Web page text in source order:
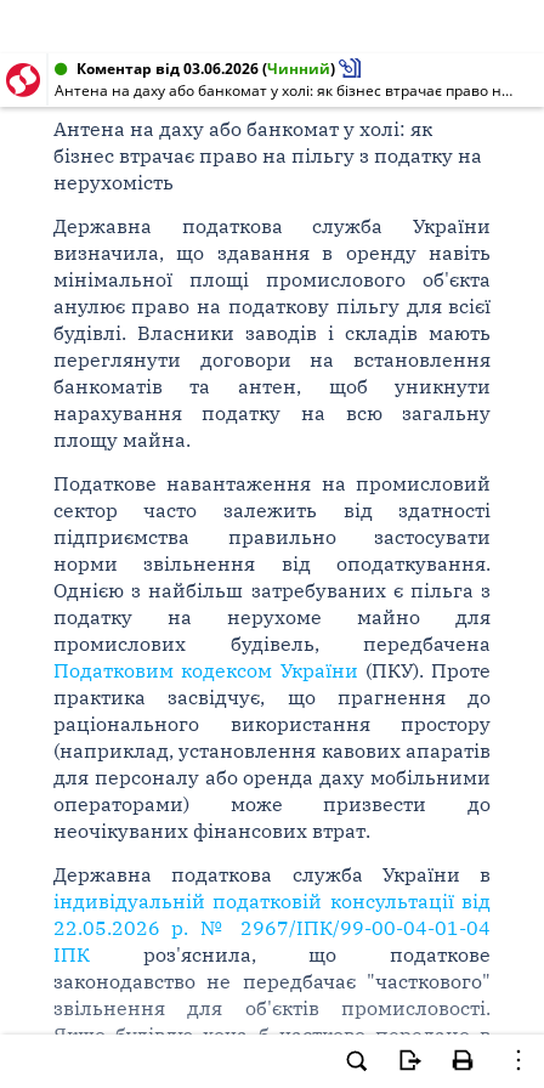
Коментар від 03.06.2026(Чинний)
Антена на даху або банкомат у холі: як бізнес втрачає право на пільгу з податку на нерухомість
Антена на даху або банкомат у холі: як
бізнес втрачає право на пільгу з податку на
нерухомість
Державна податкова служба України
визначила, що здавання в оренду навіть
мінімальної площі промислового об'єкта
анулює право на податкову пільгу для всієї
будівлі. Власники заводів і складів мають
переглянути договори на встановлення
банкоматів та антен, щоб уникнути
нарахування податку на всю загальну
площу майна.
Податкове навантаження на промисловий
сектор часто залежить від здатності
підприємства правильно застосувати
норми звільнення від оподаткування.
Однією з найбільш затребуваних є пільга з
податку на нерухоме майно для
промислових будівель, передбачена
Податковим кодексом України (ПКУ). Проте
практика засвідчує, що прагнення до
раціонального використання простору
(наприклад, установлення кавових апаратів
для персоналу або оренда даху мобільними
операторами) може призвести до
неочікуваних фінансових втрат.
Державна податкова служба України в
індивідуальній податковій консультації від
22.05.2026 р. № 2967/ІПК/99-00-04-01-04
ІПКроз'яснила, що податкове
законодавство не передбачає "часткового"
звільнення для об'єктів промисловості.
Якщо будівлю хоча б частково передано в
користування третім особам, вона